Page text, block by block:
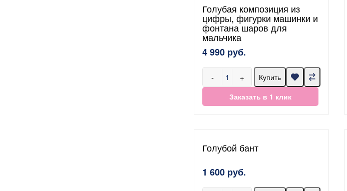
Голубая композиция из
цифры, фигурки машинки и
фонтана шаров для
мальчика
4 990 руб.
- +
Купить
Заказать в 1 клик
Голубой бант
1 600 руб.